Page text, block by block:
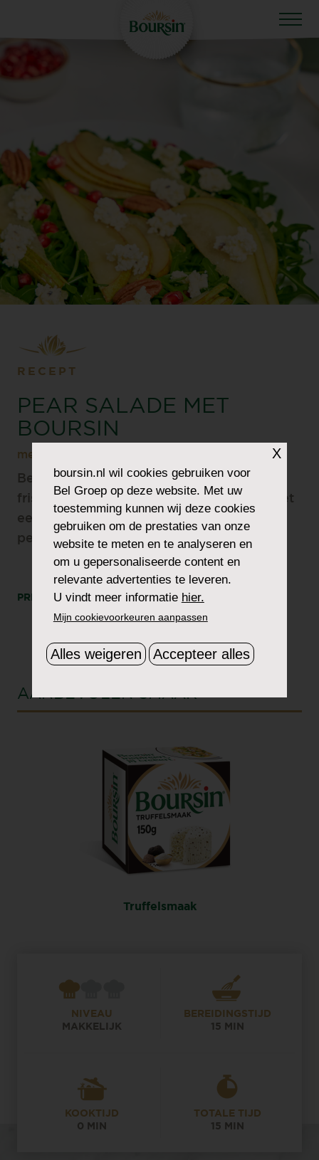
RECEPT
PEAR SALADE MET
BOURSIN
met Boursin®Truffelsmaak
Ben jij ook nog niet helemaal klaar om de
frisse salades los te laten? Deze salade met
een zoete en hartige combinatie is daar
perfect voor. 🥬🍐
PRINT DEEL
AANBEVOLEN SMAAK
Truffelsmaak
NIVEAU
MAKKELIJK
BEREIDINGSTIJD
15 MIN
KOOKTIJD
0 MIN
TOTALE TIJD
15 MIN
X
boursin.nl wil cookies gebruiken voor
Bel Groep op deze website. Met uw
toestemming kunnen wij deze cookies
gebruiken om de prestaties van onze
website te meten en te analyseren en
om u gepersonaliseerde content en
relevante advertenties te leveren.
U vindt meer informatie hier.
Mijn cookievoorkeuren aanpassen
Alles weigeren Accepteer alles